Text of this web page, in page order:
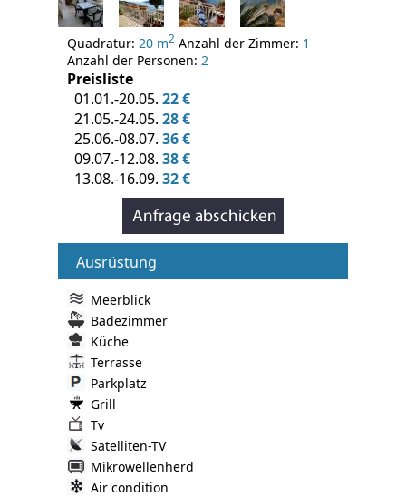
Quadratur: 20 m2 Anzahl der Zimmer: 1
Anzahl der Personen: 2
Preisliste
01.01.-20.05. 22 €
21.05.-24.05. 28 €
25.06.-08.07. 36 €
09.07.-12.08. 38 €
13.08.-16.09. 32 €
Ausrüstung
Meerblick
Badezimmer
Küche
Terrasse
Parkplatz
Grill
Tv
Satelliten-TV
Mikrowellenherd
Air condition